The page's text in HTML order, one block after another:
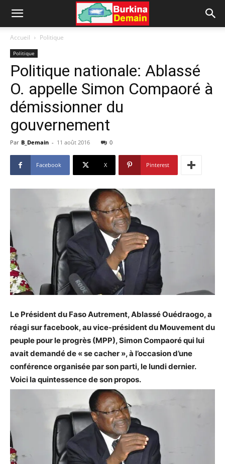
Accueil Politique
Politique
Politique nationale: Ablassé
O. appelle Simon Compaoré à
démissionner du
gouvernement
Par B_Demain - 11 août 2016 0
Facebook X Pinterest
Le Président du Faso Autrement, Ablassé Ouédraogo, a
réagi sur facebook, au vice-président du Mouvement du
peuple pour le progrès (MPP), Simon Compaoré qui lui
avait demandé de « se cacher », à l’occasion d’une
conférence organisée par son parti, le lundi dernier.
Voici la quintessence de son propos.